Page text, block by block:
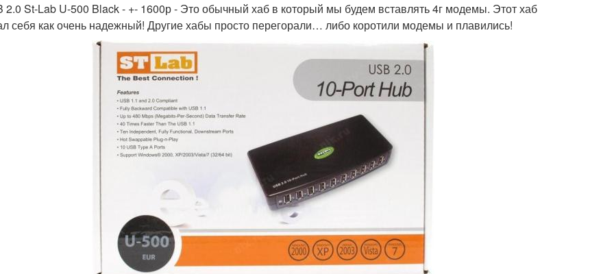
2.0 St-Lab U-500 Black - +- 1600р - Это обычный хаб в который мы будем вставлять 4г модемы. Этот хаб
себя как очень надежный! Другие хабы просто перегорали… либо коротили модемы и плавились!